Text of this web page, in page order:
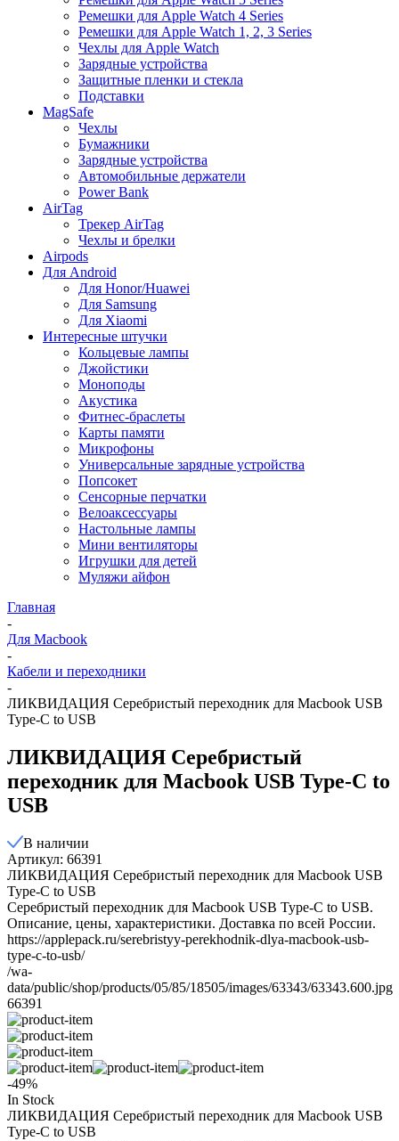
Ремешки для Apple Watch 4 Series
Ремешки для Apple Watch 1, 2, 3 Series
Чехлы для Apple Watch
Зарядные устройства
Защитные пленки и стекла
Подставки
MagSafe
Чехлы
Бумажники
Зарядные устройства
Автомобильные держатели
Power Bank
AirTag
Трекер AirTag
Чехлы и брелки
Airpods
Для Android
Для Honor/Huawei
Для Samsung
Для Xiaomi
Интересные штучки
Кольцевые лампы
Джойстики
Моноподы
Акустика
Фитнес-браслеты
Карты памяти
Микрофоны
Универсальные зарядные устройства
Попсокет
Сенсорные перчатки
Велоаксессуары
Настольные лампы
Мини вентиляторы
Игрушки для детей
Муляжи айфон
Главная
-
Для Macbook
-
Кабели и переходники
-
ЛИКВИДАЦИЯ Серебристый переходник для Macbook USB
Type-C to USB
ЛИКВИДАЦИЯ Серебристый
переходник для Macbook USB Type-C to
USB
В наличии
Артикул: 66391
ЛИКВИДАЦИЯ Серебристый переходник для Macbook USB
Type-C to USB
Серебристый переходник для Macbook USB Type-C to USB.
Описание, цены, характеристики. Доставка по всей России.
https://applepack.ru/serebristyy-perekhodnik-dlya-macbook-usb-
type-c-to-usb/
/wa-
data/public/shop/products/05/85/18505/images/63343/63343.600.jpg
66391
-49%
In Stock
ЛИКВИДАЦИЯ Серебристый переходник для Macbook USB
Type-C to USB